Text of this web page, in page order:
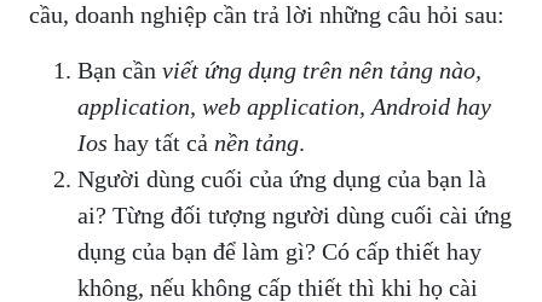
cầu, doanh nghiệp cần trả lời những câu hỏi sau:
Bạn cần viết ứng dụng trên nên tảng nào,
application, web application, Android hay
Ios hay tất cả nền tảng.
Người dùng cuối của ứng dụng của bạn là
ai? Từng đối tượng người dùng cuối cài ứng
dụng của bạn để làm gì? Có cấp thiết hay
không, nếu không cấp thiết thì khi họ cài